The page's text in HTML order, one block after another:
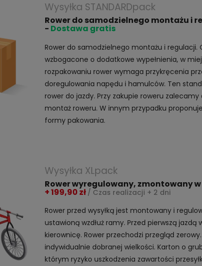
Wysyłka STANDARDpack
Rower do samodzielnego montażu i
- Dostawa gratis
Rower do samodzielnego montażu i
wzbogacone o dodatkowe wypełnienia, w
rozpakowaniu rower wymaga przykręcenia
doregulowania napędu i hamulców. Ten
rower do jazdy. Przy zakupie roweru
montaż roweru. W innym przypadku
formy pakowania.
Wysyłka XLpack
Rower wyregulowany, zmontowany w
+ 199,90 zł / Czas realizacji + 2 dni
Rower przed wysyłką jest montowany i
ustawioną wzdłuż ramy. Przed pierwszą
kierownicę. Rower przechodzi przegląd
indywidualnie dobranej wielkości. Karton o
którym ryzyko uszkodzenia zawartości